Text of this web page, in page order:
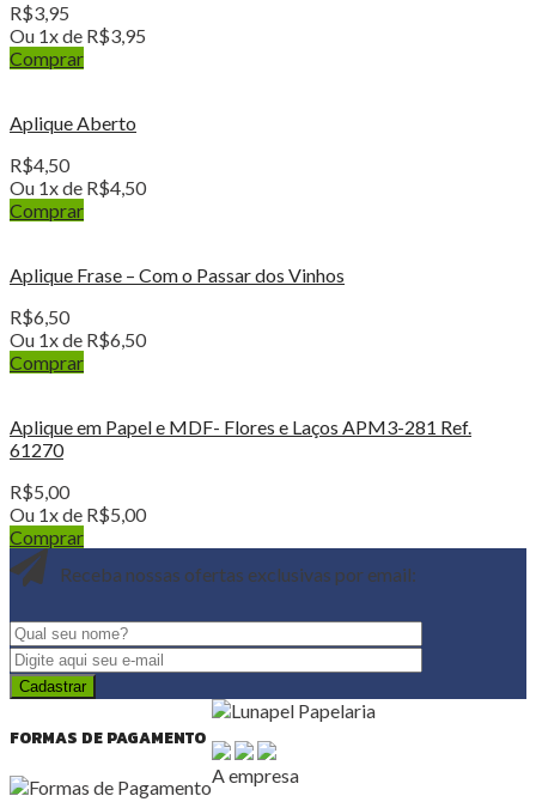
R$3,95
Ou 1x de R$3,95
Comprar
Aplique Aberto
R$4,50
Ou 1x de R$4,50
Comprar
Aplique Frase – Com o Passar dos Vinhos
R$6,50
Ou 1x de R$6,50
Comprar
Aplique em Papel e MDF- Flores e Laços APM3-281 Ref.
61270
R$5,00
Ou 1x de R$5,00
Comprar
Receba nossas ofertas exclusivas por email:
FORMAS DE PAGAMENTO
A empresa